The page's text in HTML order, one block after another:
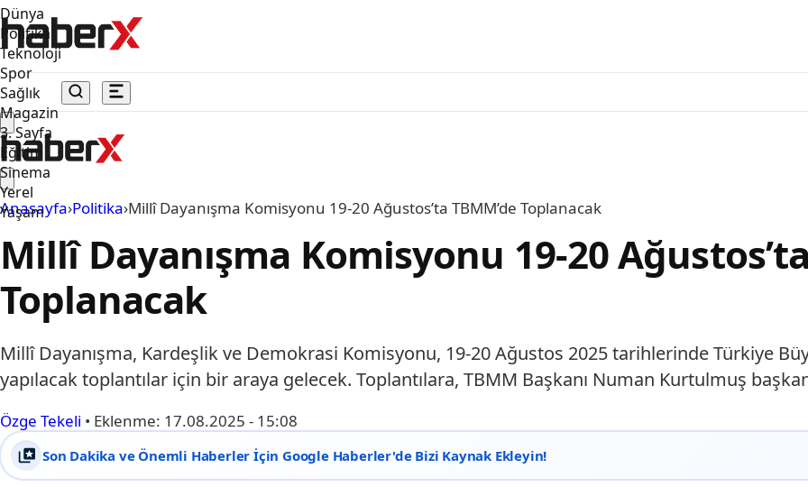
Dünya
Politika
Teknoloji
Spor
Sağlık
Magazin
3. Sayfa
Eğitim
Sinema
Yerel
Yaşam
Anasayfa›Politika›Millî Dayanışma Komisyonu 19-20 Ağustos’ta TBMM’de Toplanacak
Millî Dayanışma Komisyonu 19-20
Toplanacak
Millî Dayanışma, Kardeşlik ve Demokrasi Komisyonu, 19-20 Ağustos 2025 tarihlerinde Türkiye
yapılacak toplantılar için bir araya gelecek. Toplantılara, TBMM Başkanı Numan Kurtulmuş
Özge Tekeli • Eklenme: 17.08.2025 - 15:08
Son Dakika ve Önemli Haberler İçin Google Haberler'de Bizi Kaynak Ekleyin!